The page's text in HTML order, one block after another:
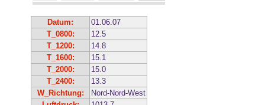
Datum:
01.06.07
T_0800:
12.5
T_1200:
14.8
T_1600:
15.1
T_2000:
15.0
T_2400:
13.3
W_Richtung:
Nord-Nord-West